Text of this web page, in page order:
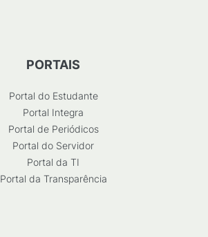
PORTAIS
Portal do Estudante
Portal Integra
Portal de Periódicos
Portal do Servidor
Portal da TI
Portal da Transparência